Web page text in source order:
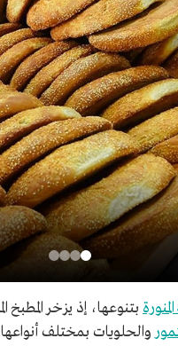
بتنوعها، إذ يزخر المطبخ
والحلويات بمختلف أنواعها